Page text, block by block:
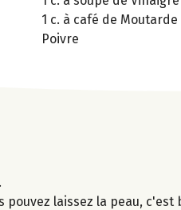
1 c. à café de Moutarde
Poivre
pouvez laissez la peau,